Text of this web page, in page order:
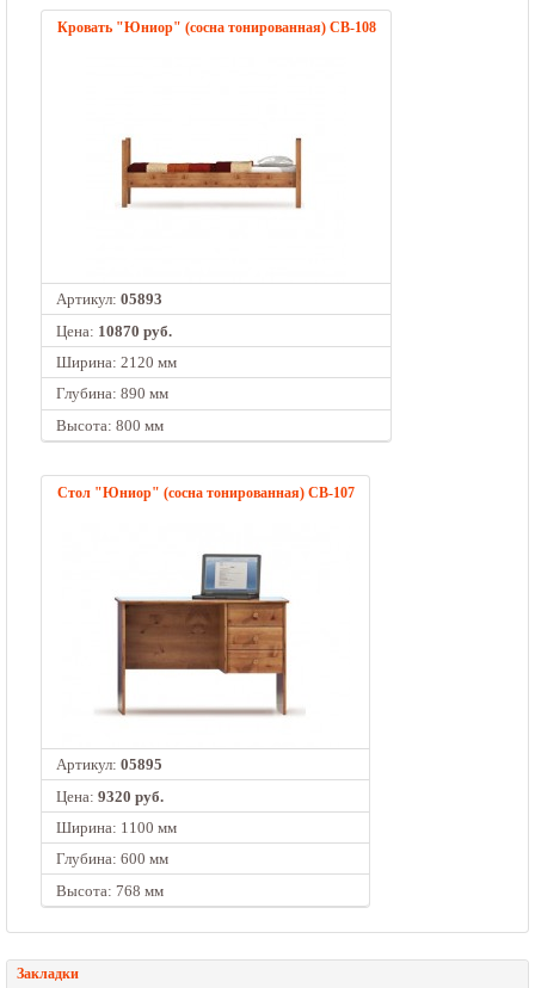
Кровать "Юниор" (сосна тонированная) СВ-108
Артикул: 05893
Цена: 10870 руб.
Ширина: 2120 мм
Глубина: 890 мм
Высота: 800 мм
Стол "Юниор" (сосна тонированная) СВ-107
Артикул: 05895
Цена: 9320 руб.
Ширина: 1100 мм
Глубина: 600 мм
Высота: 768 мм
Закладки